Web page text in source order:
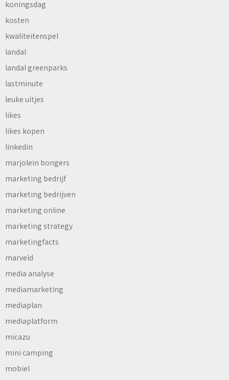
koningsdag
kosten
kwaliteitenspel
landal
landal greenparks
lastminute
leuke uitjes
likes
likes kopen
linkedin
marjolein bongers
marketing bedrijf
marketing bedrijven
marketing online
marketing strategy
marketingfacts
marveld
media analyse
mediamarketing
mediaplan
mediaplatform
micazu
mini camping
mobiel